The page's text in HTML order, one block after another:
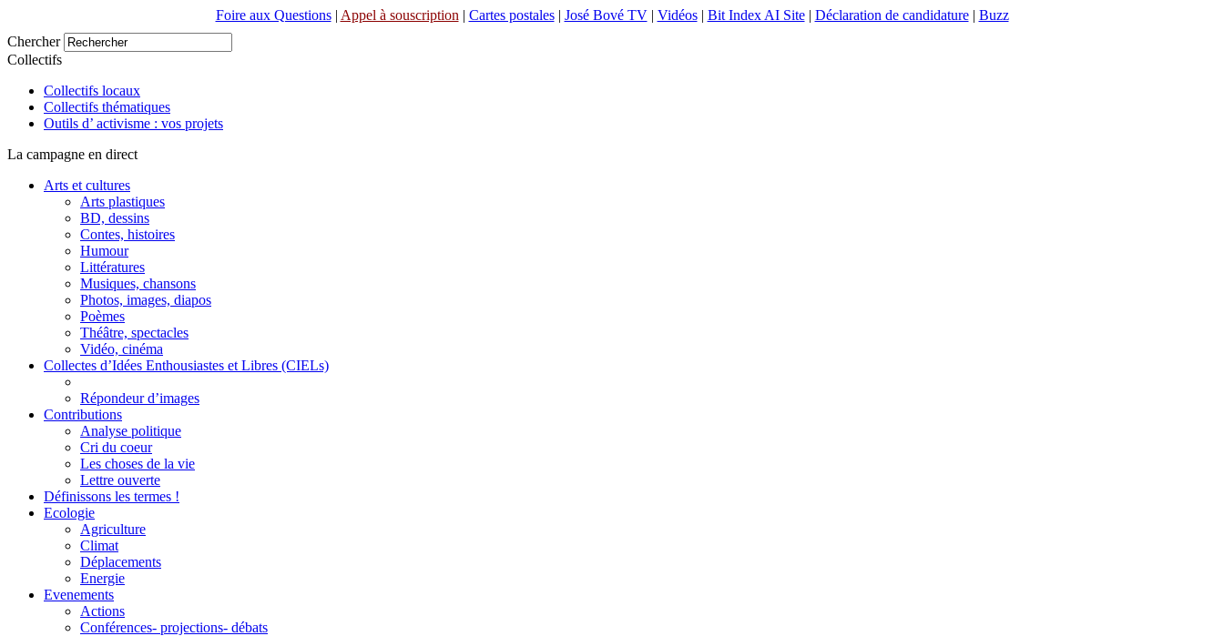
Foire aux Questions| Appel à souscription | Cartes postales| José Bové TV| Vidéos| Bit Index AI Site| Déclaration de candidature| Buzz
Chercher
Collectifs
Collectifs locaux
Collectifs thématiques
Outils d’ activisme : vos projets
La campagne en direct
Arts et cultures
Arts plastiques
BD, dessins
Contes, histoires
Humour
Littératures
Musiques, chansons
Photos, images, diapos
Poèmes
Théâtre, spectacles
Vidéo, cinéma
Collectes d’Idées Enthousiastes et Libres (CIELs)
Répondeur d’images
Contributions
Analyse politique
Cri du coeur
Les choses de la vie
Lettre ouverte
Définissons les termes !
Ecologie
Agriculture
Climat
Déplacements
Energie
Evenements
Actions
Conférences- projections- débats